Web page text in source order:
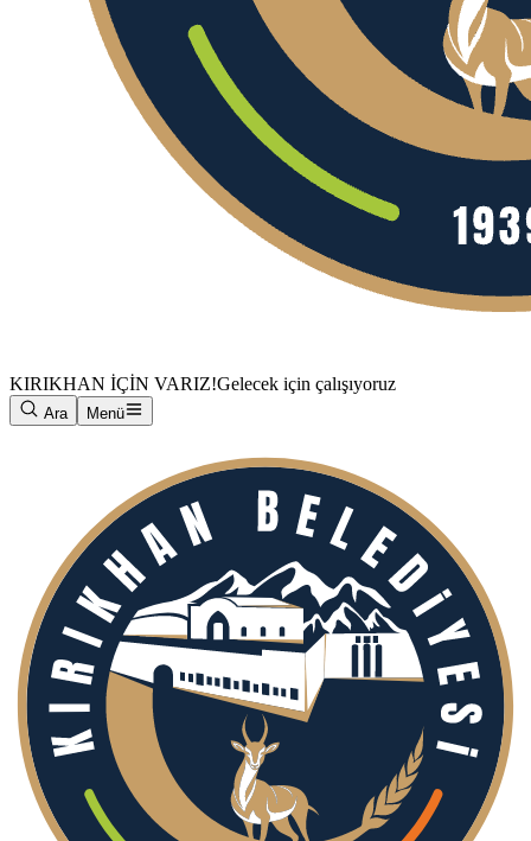
KIRIKHAN İÇİN VARIZ!Gelecek için çalışıyoruz
Ara Menü